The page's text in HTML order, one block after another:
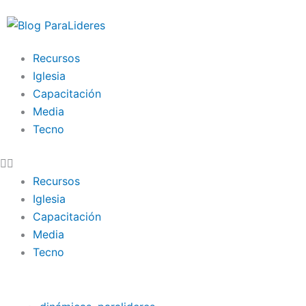
al
Recursos
Iglesia
Capacitación
Media
Tecno
Recursos
Iglesia
Capacitación
Media
Tecno